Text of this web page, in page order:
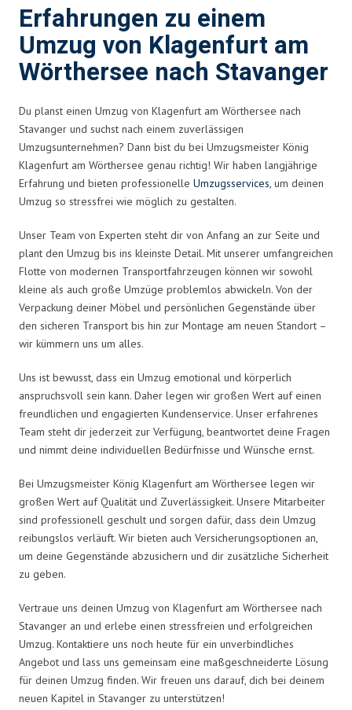
Erfahrungen zu einem
Umzug von Klagenfurt am
Wörthersee nach Stavanger
Du planst einen Umzug von Klagenfurt am Wörthersee nach
Stavanger und suchst nach einem zuverlässigen
Umzugsunternehmen? Dann bist du bei Umzugsmeister König
Klagenfurt am Wörthersee genau richtig! Wir haben langjährige
Erfahrung und bieten professionelle Umzugsservices, um deinen
Umzug so stressfrei wie möglich zu gestalten.
Unser Team von Experten steht dir von Anfang an zur Seite und
plant den Umzug bis ins kleinste Detail. Mit unserer umfangreichen
Flotte von modernen Transportfahrzeugen können wir sowohl
kleine als auch große Umzüge problemlos abwickeln. Von der
Verpackung deiner Möbel und persönlichen Gegenstände über
den sicheren Transport bis hin zur Montage am neuen Standort –
wir kümmern uns um alles.
Uns ist bewusst, dass ein Umzug emotional und körperlich
anspruchsvoll sein kann. Daher legen wir großen Wert auf einen
freundlichen und engagierten Kundenservice. Unser erfahrenes
Team steht dir jederzeit zur Verfügung, beantwortet deine Fragen
und nimmt deine individuellen Bedürfnisse und Wünsche ernst.
Bei Umzugsmeister König Klagenfurt am Wörthersee legen wir
großen Wert auf Qualität und Zuverlässigkeit. Unsere Mitarbeiter
sind professionell geschult und sorgen dafür, dass dein Umzug
reibungslos verläuft. Wir bieten auch Versicherungsoptionen an,
um deine Gegenstände abzusichern und dir zusätzliche Sicherheit
zu geben.
Vertraue uns deinen Umzug von Klagenfurt am Wörthersee nach
Stavanger an und erlebe einen stressfreien und erfolgreichen
Umzug. Kontaktiere uns noch heute für ein unverbindliches
Angebot und lass uns gemeinsam eine maßgeschneiderte Lösung
für deinen Umzug finden. Wir freuen uns darauf, dich bei deinem
neuen Kapitel in Stavanger zu unterstützen!